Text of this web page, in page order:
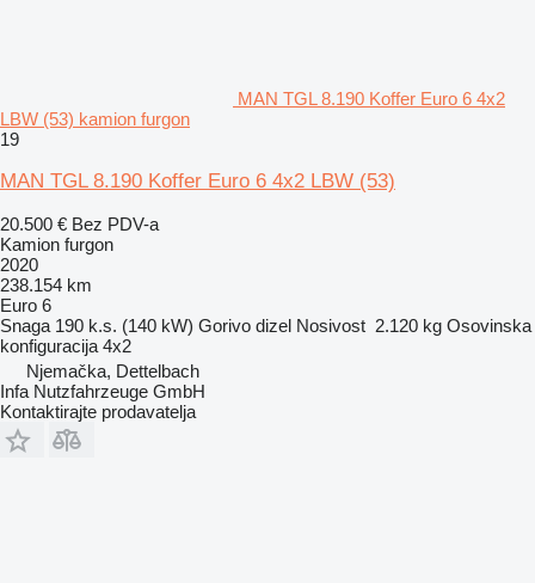
MAN TGL 8.190 Koffer Euro 6 4x2
LBW (53) kamion furgon
19
MAN TGL 8.190 Koffer Euro 6 4x2 LBW (53)
20.500 € Bez PDV-a
Kamion furgon
2020
238.154 km
Euro 6
Snaga 190 k.s. (140 kW) Gorivo dizel Nosivost 2.120 kg Osovinska
konfiguracija 4x2
Njemačka, Dettelbach
Infa Nutzfahrzeuge GmbH
Kontaktirajte prodavatelja